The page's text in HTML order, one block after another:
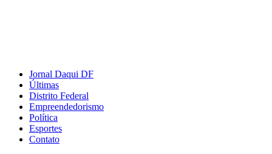
Jornal Daqui DF
Últimas
Distrito Federal
Empreendedorismo
Política
Esportes
Contato